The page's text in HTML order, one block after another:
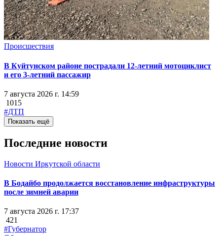
Происшествия
В Куйтунском районе пострадали 12-летний мотоциклист
и его 3-летний пассажир
7 августа 2026 г. 14:59
1015
#ДТП
Показать ещё
Последние новости
Новости Иркутской области
В Бодайбо продолжается восстановление инфраструктуры
после зимней аварии
7 августа 2026 г. 17:37
421
#Губернатор